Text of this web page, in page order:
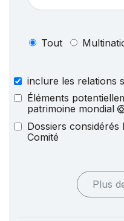
Tout
inclure les relations
Éléments
patrimoine mondial
Dossiers
Comité
Plus